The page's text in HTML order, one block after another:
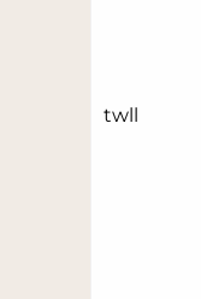
twll